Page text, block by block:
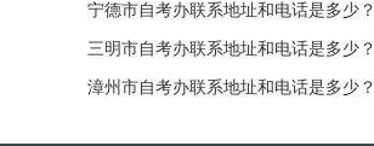
宁德市自考办联系地址和电话是多少？
三明市自考办联系地址和电话是多少？
漳州市自考办联系地址和电话是多少？